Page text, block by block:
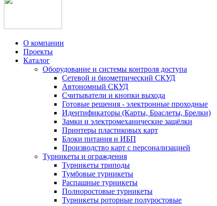
О компании
Проекты
Каталог
Оборудование и системы контроля доступа
Сетевой и биометрический СКУД
Автономный СКУД
Считыватели и кнопки выхода
Готовые решения - электронные проходные
Идентификаторы (Карты, Браслеты, Брелки)
Замки и электромеханические защёлки
Принтеры пластиковых карт
Блоки питания и ИБП
Производство карт с персонализацией
Турникеты и ограждения
Турникеты триподы
Тумбовые турникеты
Распашные турникеты
Полноростовые турникеты
Турникеты роторные полуростовые